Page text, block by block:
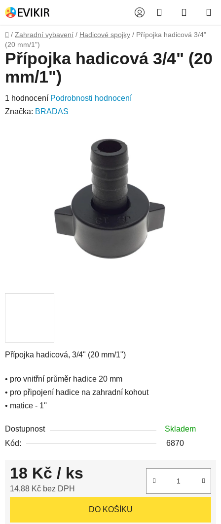
na
obsah
Hledat
KOŠÍK
Domů
/ Zahradní vybavení / Hadicové spojky / Přípojka hadicová 3/4"
(20 mm/1")
Přípojka hadicová, 3/4" (20 mm/1")
• pro vnitřní průměr hadice 20 mm
• pro připojení hadice na zahradní kohout
• matice - 1''
Dostupnost
Skladem
Kód:
6870
18 Kč / ks
14,88 Kč bez DPH
DO KOŠÍKU
Přípojka hadicová 3/4" (20
mm/1")
Průměrné
hodnocení
1 hodnocení Podrobnosti hodnocení
Značka: BRADAS